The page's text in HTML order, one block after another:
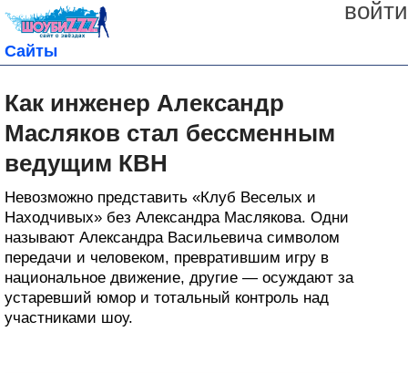
войти
Сайты
Как инженер Александр
Масляков стал бессменным
ведущим КВН
Невозможно представить «Клуб Веселых и
Находчивых» без Александра Маслякова. Одни
называют Александра Васильевича символом
передачи и человеком, превратившим игру в
национальное движение, другие — осуждают за
устаревший юмор и тотальный контроль над
участниками шоу.